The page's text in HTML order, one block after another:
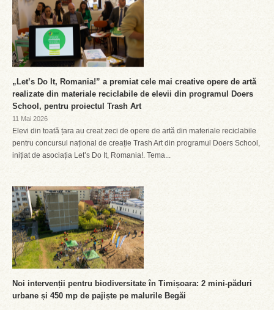
„Let’s Do It, Romania!” a premiat cele mai creative opere de artă
realizate din materiale reciclabile de elevii din programul Doers
School, pentru proiectul Trash Art
11 Mai 2026
Elevi din toată țara au creat zeci de opere de artă din materiale reciclabile
pentru concursul național de creație Trash Art din programul Doers School,
inițiat de asociația Let’s Do It, Romania!. Tema...
Noi intervenții pentru biodiversitate în Timișoara: 2 mini-păduri
urbane și 450 mp de pajiște pe malurile Begăi